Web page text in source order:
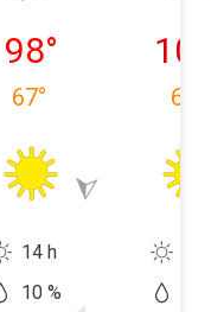
miércoles, 12/08
98°
67°
14 h
10 %
100
67